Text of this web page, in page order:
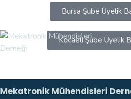
Bursa Şube Üyelik
Kocaeli Şube Üyelik
Mekatronik Mühendisleri